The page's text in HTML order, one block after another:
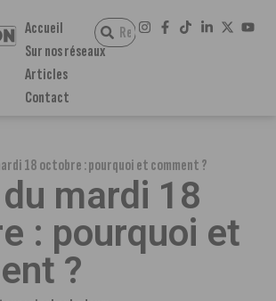
Accueil
Sur nos réseaux
Articles
Contact
18 octobre : pourquoi et comment ?
mardi 18
: pourquoi et
?